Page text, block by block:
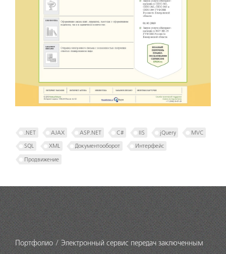
.NET AJAX ASP.NET C# IIS jQuery MVC
SQL XML Документо­оборот Интерфейс
Продвижение
Портфолио Электронный сервис передач заключенным